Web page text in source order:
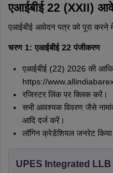
एआईबीई 22 (XXII)
एआईबीई आवेदन पत्र को पूरा करने
चरण 1: एआईबीई 22 पंजीकरण
एआईबीई (22) 2026 की
https://
रजिस्टर लिंक पर क्लिक करें।
सभी आवश्यक विवरण जैसे
आदि दर्ज करें।
लॉगिन क्रेडेंशियल जनरेट किया
UPES Integrated